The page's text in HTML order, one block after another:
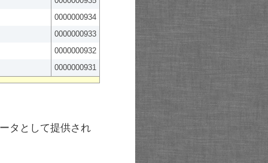
0000000934
0000000933
0000000932
0000000931
タとして提供され